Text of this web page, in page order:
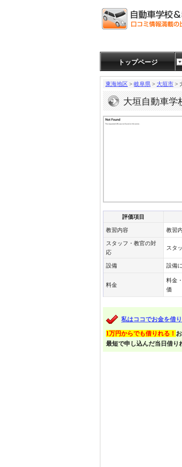
トップページ
東海地区 > 岐阜県 > 大垣市 >
大垣自動車学
評価項目
教習内容 教習
スタッフ・教官の対
応
スタ
設備 設備
料金
料金
価
私はココでお金を借
1万円からでも借りれる！
最短で申し込んだ当日借り